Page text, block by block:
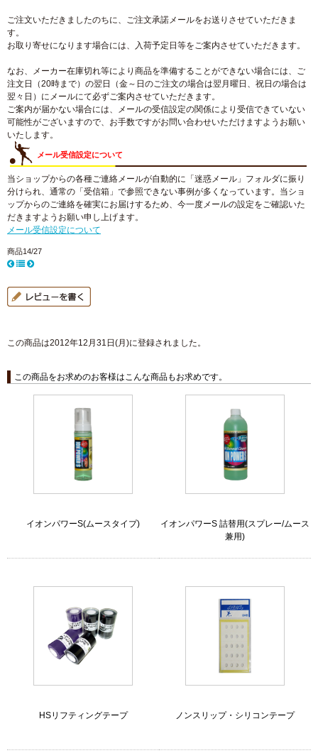
ご注文いただきましたのちに、ご注文承諾メールをお送りさせていただきま
す。
お取り寄せになります場合には、入荷予定日等をご案内させていただきます。
なお、メーカー在庫切れ等により商品を準備することができない場合には、ご
注文日（20時まで）の翌日（金～日のご注文の場合は翌月曜日、祝日の場合は
翌々日）にメールにて必ずご案内させていただきます。
ご案内が届かない場合には、メールの受信設定の関係により受信できていない
可能性がございますので、お手数ですがお問い合わせいただけますようお願い
いたします。
メール受信設定について
当ショップからの各種ご連絡メールが自動的に「迷惑メール」フォルダに振り
分けられ、通常の「受信箱」で参照できない事例が多くなっています。当ショ
ップからのご連絡を確実にお届けするため、今一度メールの設定をご確認いた
だきますようお願い申し上げます。
メール受信設定について
商品14/27
この商品は2012年12月31日(月)に登録されました。
この商品をお求めのお客様はこんな商品もお求めです。
イオンパワーS(ムースタイプ)
イオンパワーS 詰替用(スプレー/ムース
兼用)
HSリフティングテープ ノンスリップ・シリコンテープ